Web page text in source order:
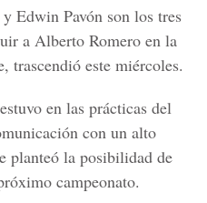
Edwin Pavón son los tres
a Alberto Romero en la
trascendió este miércoles.
en las prácticas del
con un alto
planteó la posibilidad de
campeonato.